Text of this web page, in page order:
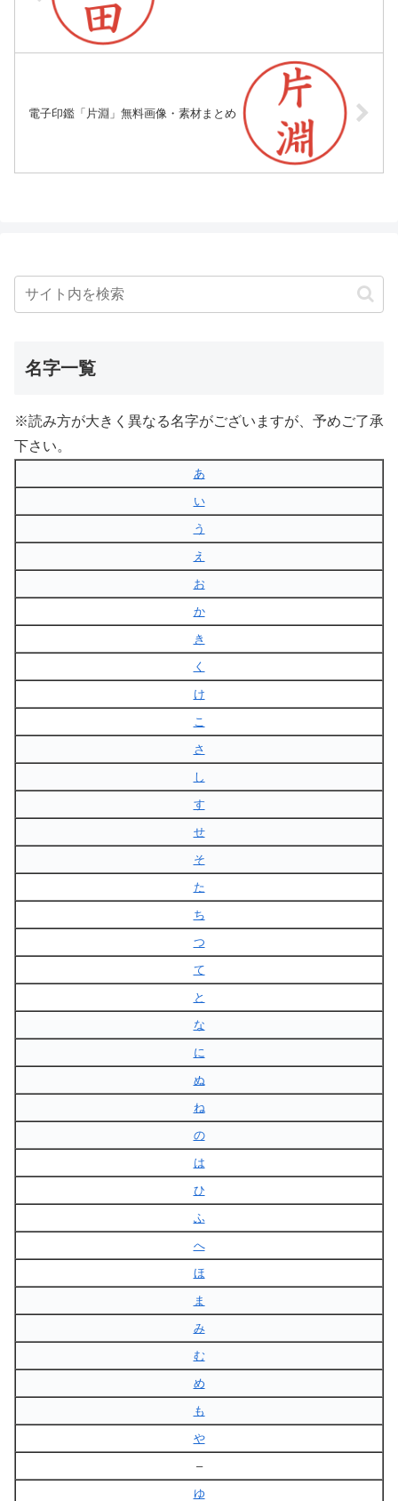
電子印鑑「片淵」無料画像・素材まとめ
名字一覧
※読み方が大きく異なる名字がございますが、予めご了承
下さい。
あ
い
う
え
お
か
き
く
け
こ
さ
し
す
せ
そ
た
ち
つ
て
と
な
に
ぬ
ね
の
は
ひ
ふ
へ
ほ
ま
み
む
め
も
や
–
ゆ